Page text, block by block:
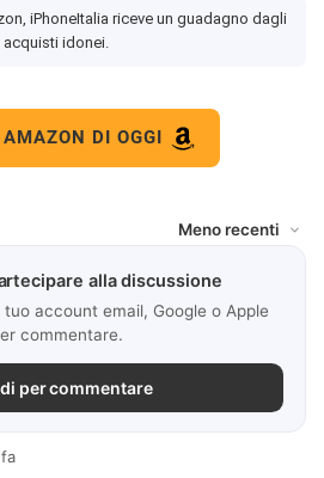
iPhoneItalia riceve un guadagno dagli
acquisti idonei.
AMAZON DI OGGI
alla discussione
account email, Google o Apple
commentare.
per commentare